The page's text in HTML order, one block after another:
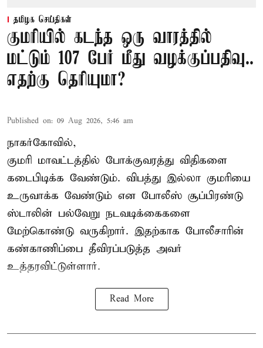
தமிழக செய்திகள்
குமரியில் கடந்த ஒரு வாரத்தில்
மட்டும் 107 பேர் மீது வழக்குப்பதிவு..
எதற்கு தெரியுமா?
Published on: 09 Aug 2026, 5:46 am
நாகர்கோவில்,
குமரி மாவட்டத்தில் போக்குவரத்து விதிகளை
கடைபிடிக்க வேண்டும். விபத்து இல்லா குமரியை
உருவாக்க வேண்டும் என போலீஸ் சூப்பிரண்டு
ஸ்டாலின் பல்வேறு நடவடிக்கைகளை
மேற்கொண்டு வருகிறார். இதற்காக போலீசாரின்
கண்காணிப்பை தீவிரப்படுத்த அவர்
உத்தரவிட்டுள்ளார்.
Read More